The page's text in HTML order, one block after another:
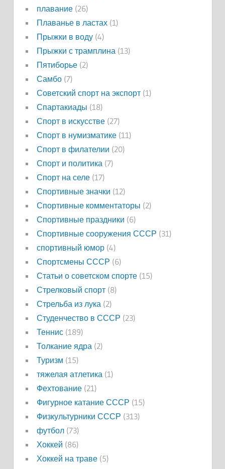
плавание(26)
Плаванье в ластах(1)
Прыжки в воду(4)
Прыжки с трамплина (13)
Пятиборье(2)
Самбо(7)
Советский спорт на экспорт(1)
Спартакиады (18)
Спорт в искусстве(27)
Спорт в нумизматике(11)
Спорт в филателии (20)
Спорт и политика (7)
Спорт на селе(17)
Спортивные значки (12)
Спортивные комментаторы (2)
Спортивные праздники (6)
Спортивные сооружения СССР (31)
спортивный юмор(4)
Спортсмены СССР (6)
Статьи о советском спорте(15)
Стрелковый спорт(8)
Стрельба из лука (2)
Студенчество в СССР (23)
Теннис(189)
Толкание ядра (2)
Туризм (15)
тяжелая атлетика (1)
Фехтование(21)
Фигурное катание СССР (15)
Физкультурники СССР (313)
футбол(73)
Хоккей (86)
Хоккей на траве(5)